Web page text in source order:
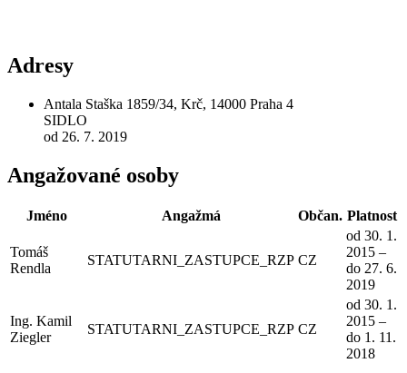
Adresy
Antala Staška 1859/34, Krč, 14000 Praha 4
SIDLO
od 26. 7. 2019
Angažované osoby
Jméno Angažmá Občan. Platnost
Tomáš
Rendla
STATUTARNI_ZASTUPCE_RZP CZ
od 30. 1.
2015 –
do 27. 6.
2019
Ing. Kamil
Ziegler
STATUTARNI_ZASTUPCE_RZP CZ
od 30. 1.
2015 –
do 1. 11.
2018